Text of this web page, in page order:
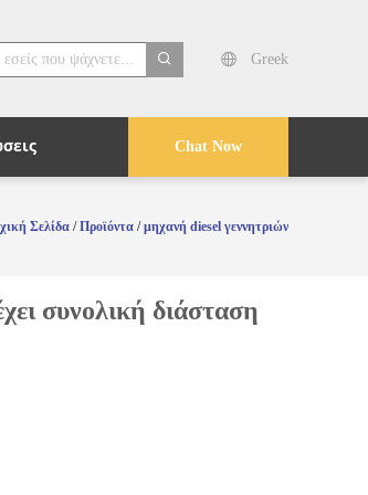
Greek
Chat Now
Σελίδα /Προϊόντα /μηχανή diesel γεννητριών
συνολική διάσταση